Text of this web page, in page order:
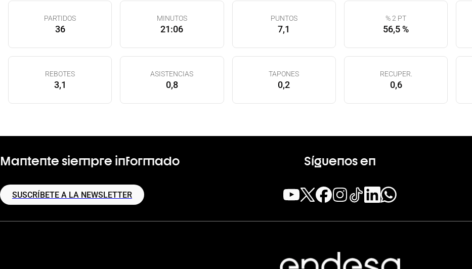
PARTIDOS
36
MINUTOS
21:06
PUNTOS
7,1
% 2 PT
56,5 %
REBOTES
3,1
ASISTENCIAS
0,8
TAPONES
0,2
RECUPER.
0,6
Mantente siempre informado
SUSCRÍBETE A LA NEWSLETTER
Síguenos en